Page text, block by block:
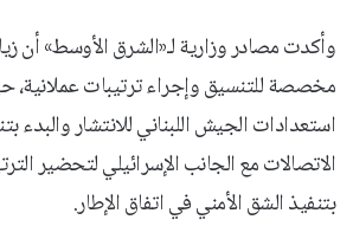
وأكدت مصادر وزارية لـ«الشرق الأوسط» أن
مخصصة للتنسيق وإجراء ترتيبات عملانية،
استعدادات الجيش اللبناني للانتشار والبدء
الاتصالات مع الجانب الإسرائيلي لتحضير
بتنفيذ الشق الأمني في اتفاق الإطار.